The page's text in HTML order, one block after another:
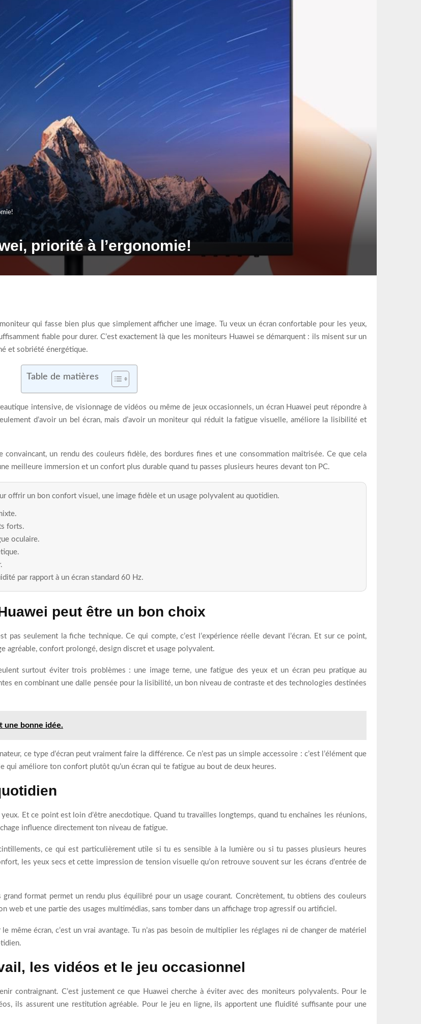
priorité à l’ergonomie!
qui fasse bien plus que simplement afficher une image. Tu veux un écran confortable pour les yeux,
fiable pour durer. C’est exactement là que les moniteurs Huawei se démarquent : ils misent sur un
et sobriété énergétique.
Table de matières
intensive, de visionnage de vidéos ou même de jeux occasionnels, un écran Huawei peut répondre à
d’avoir un bel écran, mais d’avoir un moniteur qui réduit la fatigue visuelle, améliore la lisibilité et
un rendu des couleurs fidèle, des bordures fines et une consommation maîtrisée. Ce que cela
meilleure immersion et un confort plus durable quand tu passes plusieurs heures devant ton PC.
offrir un bon confort visuel, une image fidèle et un usage polyvalent au quotidien.
forts.
oculaire.
par rapport à un écran standard 60 Hz.
peut être un bon choix
pas seulement la fiche technique. Ce qui compte, c’est l’expérience réelle devant l’écran. Et sur ce point,
agréable, confort prolongé, design discret et usage polyvalent.
surtout éviter trois problèmes : une image terne, une fatigue des yeux et un écran peu pratique au
en combinant une dalle pensée pour la lisibilité, un bon niveau de contraste et des technologies destinées
une bonne idée.
ce type d’écran peut vraiment faire la différence. Ce n’est pas un simple accessoire : c’est l’élément que
améliore ton confort plutôt qu’un écran qui te fatigue au bout de deux heures.
Et ce point est loin d’être anecdotique. Quand tu travailles longtemps, quand tu enchaînes les réunions,
influence directement ton niveau de fatigue.
ce qui est particulièrement utile si tu es sensible à la lumière ou si tu passes plusieurs heures
les yeux secs et cette impression de tension visuelle qu’on retrouve souvent sur les écrans d’entrée de
format permet un rendu plus équilibré pour un usage courant. Concrètement, tu obtiens des couleurs
web et une partie des usages multimédias, sans tomber dans un affichage trop agressif ou artificiel.
écran, c’est un vrai avantage. Tu n’as pas besoin de multiplier les réglages ni de changer de matériel
les vidéos et le jeu occasionnel
contraignant. C’est justement ce que Huawei cherche à éviter avec des moniteurs polyvalents. Pour le
ils assurent une restitution agréable. Pour le jeu en ligne, ils apportent une fluidité suffisante pour une